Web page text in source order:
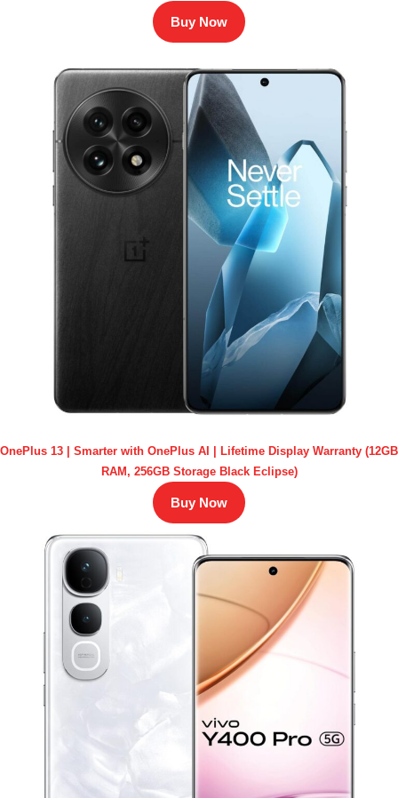
Buy Now
OnePlus 13 | Smarter with OnePlus AI | Lifetime Display Warranty (12GB
RAM, 256GB Storage Black Eclipse)
Buy Now